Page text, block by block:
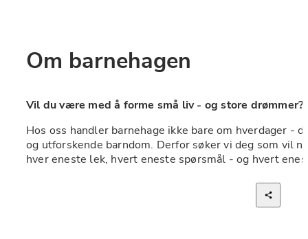
Om barnehagen
Vil du være med å forme små liv - og store drømmer?
Hos oss handler barnehage ikke bare om hverdager -
og utforskende barndom. Derfor søker vi deg som vil
hver eneste lek, hvert eneste spørsmål - og hvert